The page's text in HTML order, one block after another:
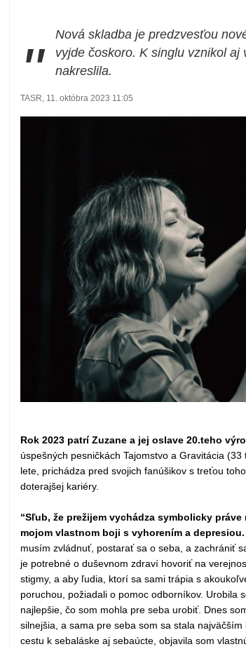
"
Nová skladba je predzvesťou
vyjde čoskoro. K singlu vznikol
nakreslila.
TASR, 11. októbra 2023 11:05
Rok 2023 patrí Zuzane a jej oslave 20.teho
úspešných pesničkách Tajomstvo a Gravitácia
lete, prichádza pred svojich fanúšikov s treťou
doterajšej kariéry.
“Sľub, že prežijem vychádza symbolicky
mojom vlastnom boji s vyhorením a depresiou.
musím zvládnuť, postarať sa o seba, a zachrániť
je potrebné o duševnom zdraví hovoriť na
stigmy, a aby ľudia, ktorí sa sami trápia s
poruchou, požiadali o pomoc odborníkov. Urobila
najlepšie, čo som mohla pre seba urobiť. Dnes
silnejšia, a sama pre seba som sa stala
cestu k sebaláske aj sebaúcte, objavila som